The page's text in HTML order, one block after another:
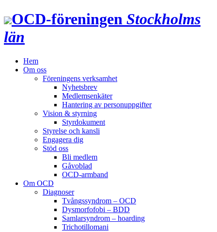
OCD‑föreningen Stockholms
län
Hem
Om oss
Föreningens verksamhet
Nyhetsbrev
Medlemsenkäter
Hantering av personuppgifter
Vision & styrning
Styrdokument
Styrelse och kansli
Engagera dig
Stöd oss
Bli medlem
Gåvoblad
OCD-armband
Om OCD
Diagnoser
Tvångssyndrom – OCD
Dysmorfofobi – BDD
Samlarsyndrom – hoarding
Trichotillomani